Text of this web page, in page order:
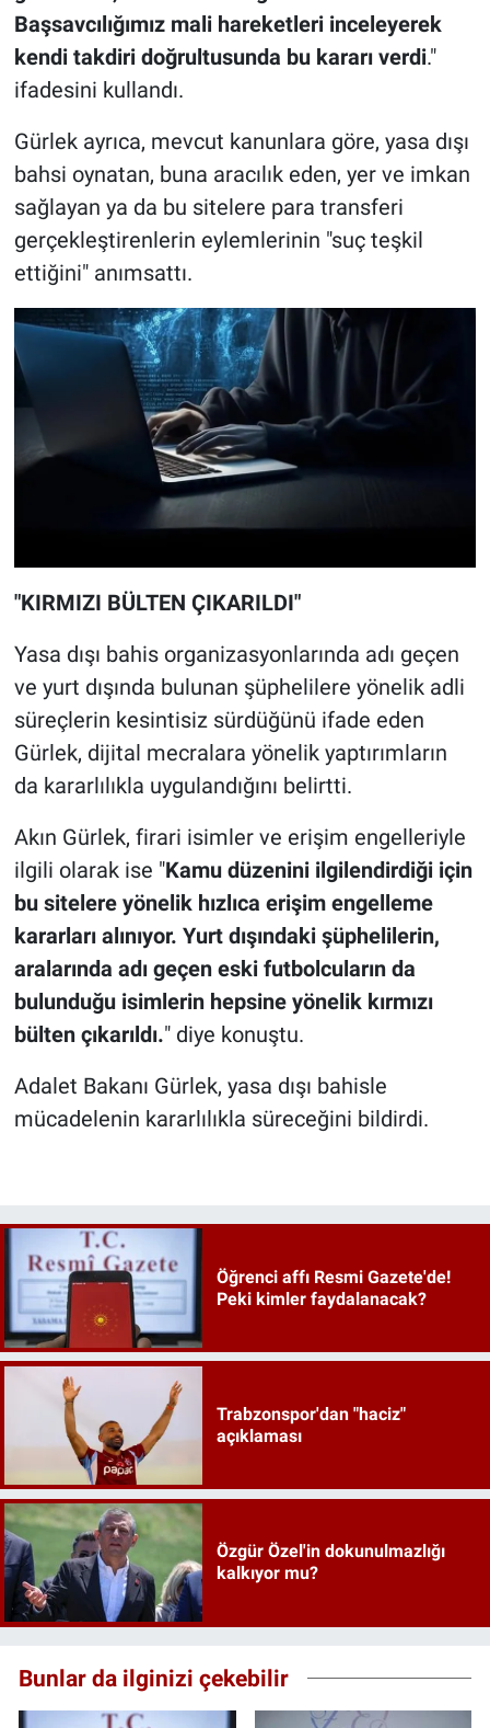
Başsavcılığımız mali hareketleri inceleyerek
kendi takdiri doğrultusunda bu kararı verdi."
ifadesini kullandı.
Gürlek ayrıca, mevcut kanunlara göre, yasa dışı
bahsi oynatan, buna aracılık eden, yer ve imkan
sağlayan ya da bu sitelere para transferi
gerçekleştirenlerin eylemlerinin "suç teşkil
ettiğini" anımsattı.
"KIRMIZI BÜLTEN ÇIKARILDI"
Yasa dışı bahis organizasyonlarında adı geçen
ve yurt dışında bulunan şüphelilere yönelik adli
süreçlerin kesintisiz sürdüğünü ifade eden
Gürlek, dijital mecralara yönelik yaptırımların
da kararlılıkla uygulandığını belirtti.
Akın Gürlek, firari isimler ve erişim engelleriyle
ilgili olarak ise "Kamu düzenini ilgilendirdiği için
bu sitelere yönelik hızlıca erişim engelleme
kararları alınıyor. Yurt dışındaki şüphelilerin,
aralarında adı geçen eski futbolcuların da
bulunduğu isimlerin hepsine yönelik kırmızı
bülten çıkarıldı." diye konuştu.
Adalet Bakanı Gürlek, yasa dışı bahisle
mücadelenin kararlılıkla süreceğini bildirdi.
Öğrenci affı Resmi Gazete'de!
Peki kimler faydalanacak?
Trabzonspor'dan "haciz"
açıklaması
Özgür Özel'in dokunulmazlığı
kalkıyor mu?
Bunlar da ilginizi çekebilir